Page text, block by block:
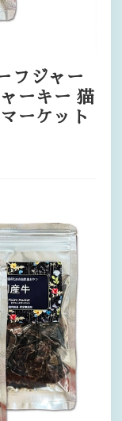
フジャー
ーキー 猫
ーケット